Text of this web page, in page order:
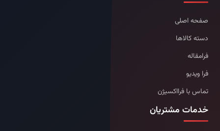
صفحه اصلی
دسته کالاها
فرامقاله
فرا ویدیو
تماس با فرااکسیژن
خدمات مشتریان